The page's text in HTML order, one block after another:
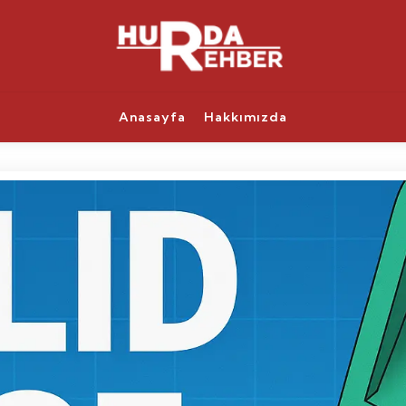
Anasayfa Hakkımızda